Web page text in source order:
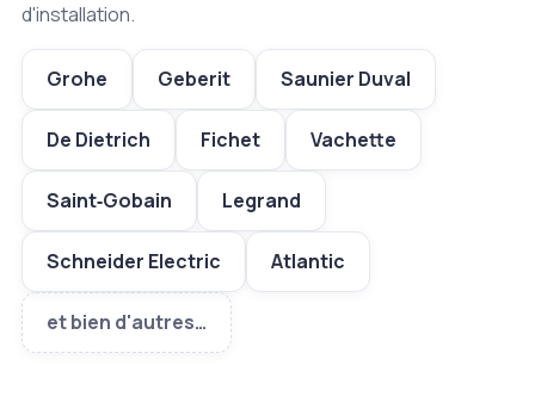
d'installation.
Grohe Geberit Saunier Duval
De Dietrich Fichet Vachette
Saint‑Gobain Legrand
Schneider Electric Atlantic
et bien d'autres…